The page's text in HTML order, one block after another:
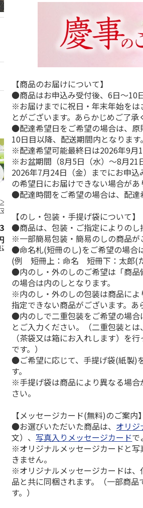
長野県産
スカット
3）
)
＜お中元＞北海道羊
７個
4.3（3）
2,980円
(送料・税込)
＜お中元＞＜
ュレパフェ～
ルー…
4.7（10
2,980円
(送料・税込)
【商品のお届けについて】
●商品はお申込み受付後、6日～10
※お届けまでに祝日・年末年始を
とがございます。あらかじめご了承
●配達希望日をご希望の場合は、原
10日目以降、配送期間内となります。
※配達希望可能最終日は2026年9月
※お盆期間（8月5日（水）～8月21
2026年7月24日（金）までにお申
の希望日にお届けできない場合があ
●配達時間をご希望の場合は、配達
【のし・包装・手提げ袋について】
●商品は、包装・ご指定によりのし
※一部簡易包装・簡易のしの商品が
●命名札(短冊のし)をご希望の
(例 短冊上：命名 短冊下：太郎(た
●内のし・外のしのご希望は「商
の場合は内のしとなります。
※内のし・外のしの包装は商品に
指定できない商品がございます。あ
●内のしで二重包装をご希望の場合
とご入力ください。（二重包装と
（茶袋又は箱にお入れします）を
です。）
●ご希望に応じて、手提げ袋(紙製)
す。
※手提げ袋は商品により異なる場合
さい。
【メッセージカード(無料)のご案内】
●お選びいただいた商品は、 オリジ
文）、写真入りメッセージカードで
※オリジナルメッセージカードと
きません。
※オリジナルメッセージカードは
品と共に同梱されます。（一部商
す。）